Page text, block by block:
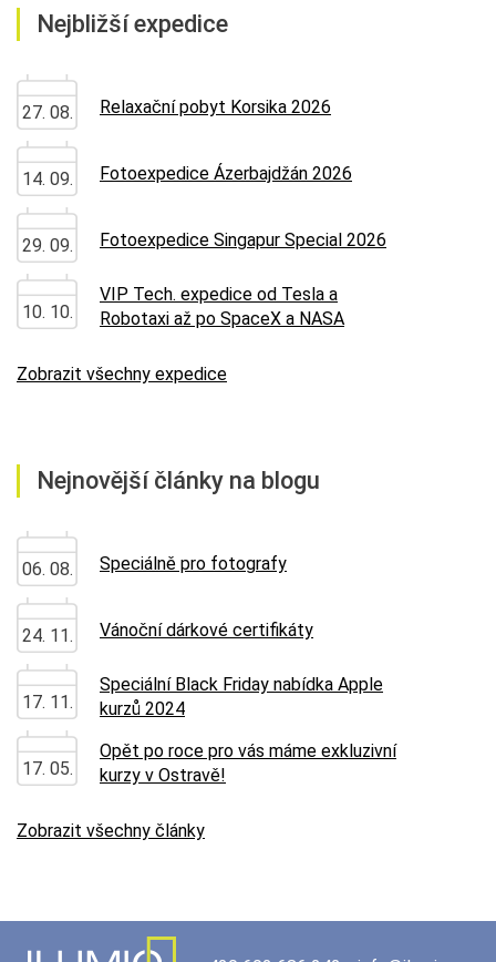
Nejbližší expedice
27. 08. Relaxační pobyt Korsika 2026
14. 09. Fotoexpedice Ázerbajdžán 2026
29. 09. Fotoexpedice Singapur Special 2026
10. 10.
VIP Tech. expedice od Tesla a
Robotaxi až po SpaceX a NASA
Zobrazit všechny expedice
Nejnovější články na blogu
06. 08. Speciálně pro fotografy
24. 11. Vánoční dárkové certifikáty
17. 11.
Speciální Black Friday nabídka Apple
kurzů 2024
17. 05.
Opět po roce pro vás máme exkluzivní
kurzy v Ostravě!
Zobrazit všechny články